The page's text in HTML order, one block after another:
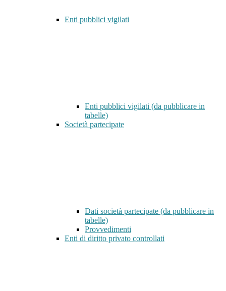
Enti pubblici vigilati
Enti pubblici vigilati (da pubblicare in
tabelle)
Società partecipate
Dati società partecipate (da pubblicare in
tabelle)
Provvedimenti
Enti di diritto privato controllati